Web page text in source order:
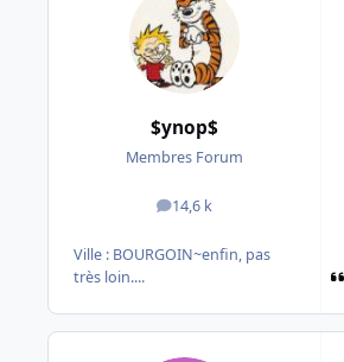
$ynop$
Membres Forum
14,6 k
messages
Ville : BOURGOIN~enfin, pas
très loin....